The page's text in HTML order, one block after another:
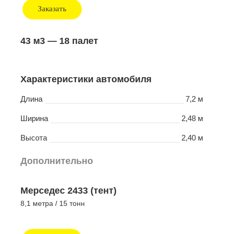
Заказать
43 м3 — 18 палет
Характеристики автомобиля
Длина 7,2 м
Ширина 2,48 м
Высота 2,40 м
Дополнительно
Мерседес 2433 (тент)
8,1 метра / 15 тонн